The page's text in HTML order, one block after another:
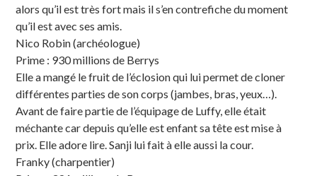
alors qu’il est très fort mais il s’en contrefiche du moment
qu’il est avec ses amis.
Nico Robin (archéologue)
Prime : 930 millions de Berrys
Elle a mangé le fruit de l’éclosion qui lui permet de cloner
différentes parties de son corps (jambes, bras, yeux…).
Avant de faire partie de l’équipage de Luffy, elle était
méchante car depuis qu’elle est enfant sa tête est mise à
prix. Elle adore lire. Sanji lui fait à elle aussi la cour.
Franky (charpentier)